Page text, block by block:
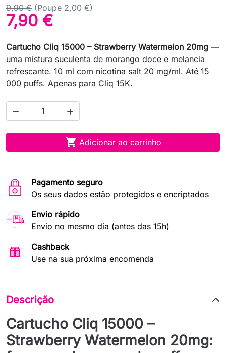
9,90 € (Poupe 2,00 €)
7,90 €
Cartucho Cliq 15000 – Strawberry Watermelon 20mg —
uma mistura suculenta de morango doce e melancia
refrescante. 10 ml com nicotina salt 20 mg/ml. Até 15
000 puffs. Apenas para Cliq 15K.
 
 Adicionar ao carrinho
Pagamento seguro
Os seus dados estão protegidos e encriptados
Envio rápido
Envio no mesmo dia (antes das 15h)
Cashback
Use na sua próxima encomenda
Descrição
Cartucho Cliq 15000 –
Strawberry Watermelon 20mg: